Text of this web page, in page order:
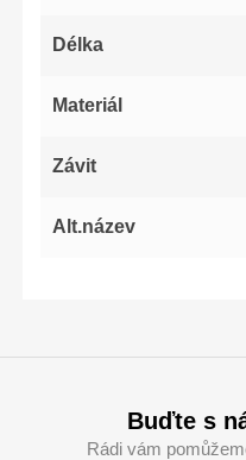
Délka
Materiál
Závit
Alt.název
Buďte s
Rádi vám